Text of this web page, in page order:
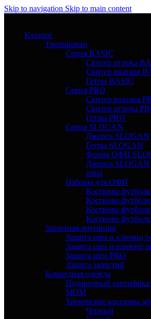
Skip to navigation Skip to main content
Каталог
Тренировки
Серия BASIC
Свитер игрока
Свитер вратаря
Гетры BASIC
Серия PRO
Свитер вратаря
Свитер игрока
Гетры PRO
Серия SLOGAN
Джерси SLOGAN
Гетры SLOGAN
Форма ОФП
Джерси SLOGAN
папа
Наборы для ОФП
Костюмы
Костюмы
Костюмы
Костюмы
Защитная амуниция
Защита шеи и ключиц
Защита шеи и ключиц
Защита шеи PRO
Защита запястий
Командная одежда
Подарочный
MOM
Тренерские костюмы
Черный